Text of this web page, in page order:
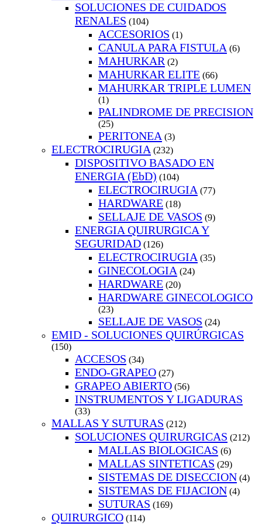
SOLUCIONES DE CUIDADOS
RENALES (104)
ACCESORIOS (1)
CANULA PARA FISTULA (6)
MAHURKAR (2)
MAHURKAR ELITE (66)
MAHURKAR TRIPLE LUMEN
(1)
PALINDROME DE PRECISION
(25)
PERITONEA (3)
ELECTROCIRUGIA (232)
DISPOSITIVO BASADO EN
ENERGIA (EbD) (104)
ELECTROCIRUGIA (77)
HARDWARE (18)
SELLAJE DE VASOS (9)
ENERGIA QUIRURGICA Y
SEGURIDAD (126)
ELECTROCIRUGIA (35)
GINECOLOGIA (24)
HARDWARE (20)
HARDWARE GINECOLOGICO
(23)
SELLAJE DE VASOS (24)
EMID - SOLUCIONES QUIRÚRGICAS
(150)
ACCESOS (34)
ENDO-GRAPEO (27)
GRAPEO ABIERTO (56)
INSTRUMENTOS Y LIGADURAS
(33)
MALLAS Y SUTURAS (212)
SOLUCIONES QUIRURGICAS (212)
MALLAS BIOLOGICAS (6)
MALLAS SINTETICAS (29)
SISTEMAS DE DISECCION (4)
SISTEMAS DE FIJACION (4)
SUTURAS (169)
QUIRURGICO (114)